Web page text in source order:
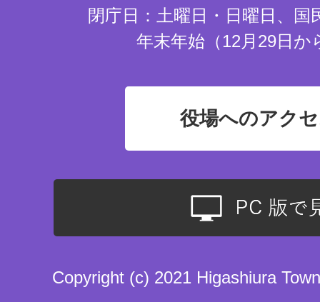
閉庁日：土曜日・日曜日、国
年末年始（12月29日か
役場へのアク
Copyright (c) 2021 Higashiura